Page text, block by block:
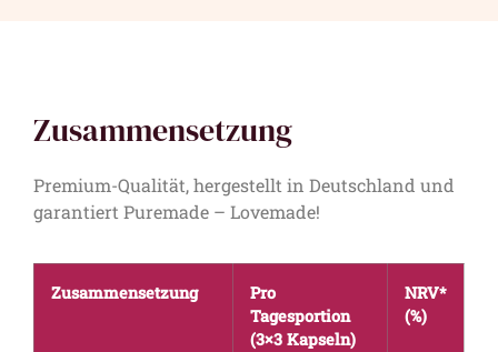
Zusammensetzung
Premium-Qualität, hergestellt in Deutschland und
garantiert Puremade – Lovemade!
Zusammensetzung
Pro
Tagesportion
(3×3 Kapseln)
NRV*
(%)